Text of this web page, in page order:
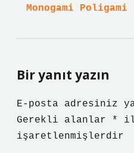
Monogami Poligami
Bir yanıt yazın
E-posta adresiniz
Gerekli alanlar
*
işaretlenmişlerdir